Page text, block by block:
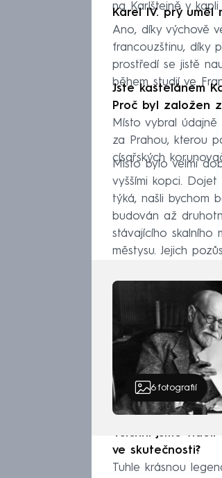
na Karlštejně v kapli
Karel IV. prý uměl
Ano, díky výchově
francouzštinu, díky
prostředí se jistě
během studií ve
Jste kastelánem
Proč byl založen
Místo vybral
za Prahou, kterou
císařských
Místo bylo velmi
vyššími kopci.
týká, našli bychom
budován až
stávajícího skalního
městysu. Jejich
6fotografií
Všichni jsme
ve skutečnosti?
Tuhle krásnou